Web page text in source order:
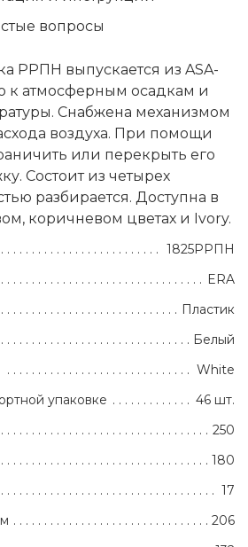
вопросы
РРПН выпускается из ASA-
к атмосферным осадкам и
Снабжена механизмом
воздуха. При помощи
или перекрыть его
Состоит из четырех
разбирается. Доступна в
коричневом цветах и Ivory.
1825РРПН
ERA
Пластик
Белый
White
упаковке
46 шт.
250
180
17
206